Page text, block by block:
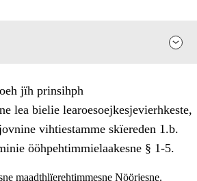
jïh prinsihph
lea bielie learoesoejkesjevierhkeste,
vihtiestamme skïereden 1.b.
ööhpehtimmielaakesne § 1-5.
maadthlïerehtimmesne Nöörjesne.